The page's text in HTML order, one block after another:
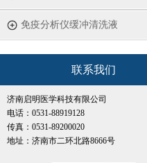
免疫分析仪缓冲清洗液
联系我们
济南启明医学科技有限公司
电话：0531-88919128
传真：0531-89200020
地址：济南市二环北路8666号